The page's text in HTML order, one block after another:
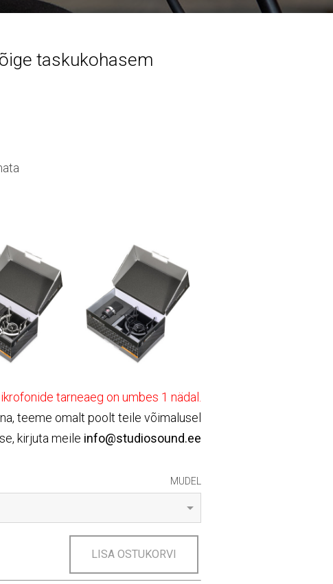
taskukohasem
tarneaeg on umbes 1 nädal.
teeme omalt poolt teile võimalusel
kirjuta meile info@studiosound.ee
MUDEL
LISA OSTUKORVI